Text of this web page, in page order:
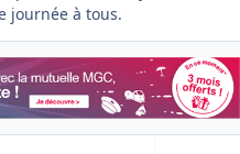
journée à tous.